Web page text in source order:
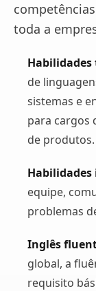
toda a
Habilidades
de
sistemas e
para cargos
de produtos.
equipe,
problemas
Inglês
global, a
requisito